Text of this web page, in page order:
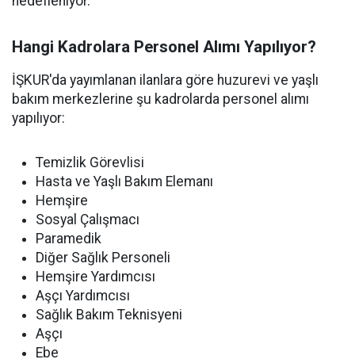
Hangi Kadrolara Personel Alımı Yapılıyor?
İŞKUR'da yayımlanan ilanlara göre huzurevi ve yaşlı
bakım merkezlerine şu kadrolarda personel alımı
yapılıyor:
Temizlik Görevlisi
Hasta ve Yaşlı Bakım Elemanı
Hemşire
Sosyal Çalışmacı
Paramedik
Diğer Sağlık Personeli
Hemşire Yardımcısı
Aşçı Yardımcısı
Sağlık Bakım Teknisyeni
Aşçı
Ebe